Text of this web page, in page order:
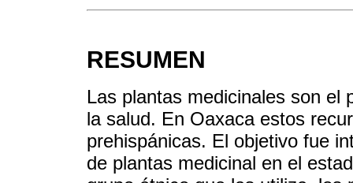
RESUMEN
Las plantas medicinales son el
la salud. En Oaxaca estos
prehispánicas. El objetivo fue
de plantas medicinal en el